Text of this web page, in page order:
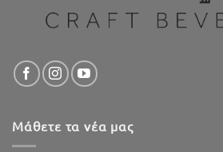
Μάθετε τα νέα μας